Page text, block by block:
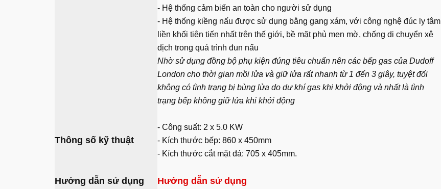
- Hệ thống cảm biến an toàn cho người sử dụng
- Hệ thống kiềng nấu được sử dụng bằng gang xám, với công nghệ đúc ly tâm
liền khối tiên tiến nhất trên thế giới, bề mặt phủ men mờ, chống di chuyển xê
dịch trong quá trình đun nấu
Nhờ sử dụng đồng bộ phụ kiện đúng tiêu chuẩn nên các bếp gas của Dudoff
London cho thời gian mồi lửa và giữ lửa rất nhanh từ 1 đến 3 giây, tuyệt đối
không có tình trạng bị bùng lửa do dư khí gas khi khởi động và nhất là tình
trạng bếp không giữ lửa khi khởi động
Thông số kỹ thuật
- Công suất: 2 x 5.0 KW
- Kích thước bếp: 860 x 450mm
- Kích thước cắt mặt đá: 705 x 405mm.
Hướng dẫn sử dụng
Hướng dẫn sử dụng